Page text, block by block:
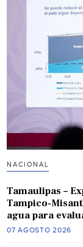
NACIONAL
Tamaulipas –
Tampico-
agua para
07 AGOSTO 2026